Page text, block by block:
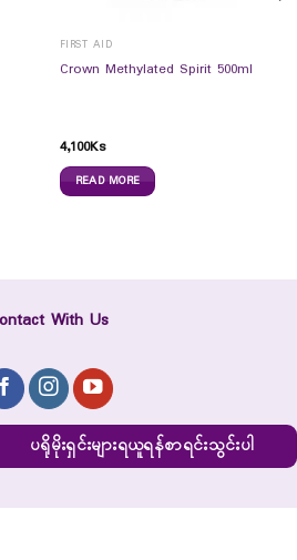
FIRST AID
Crown Methylated Spirit 500ml
4,100Ks
READ MORE
With Us
ပရိုမိုးရှင်းများရယူရန်စာရင်းသွင်းပါ